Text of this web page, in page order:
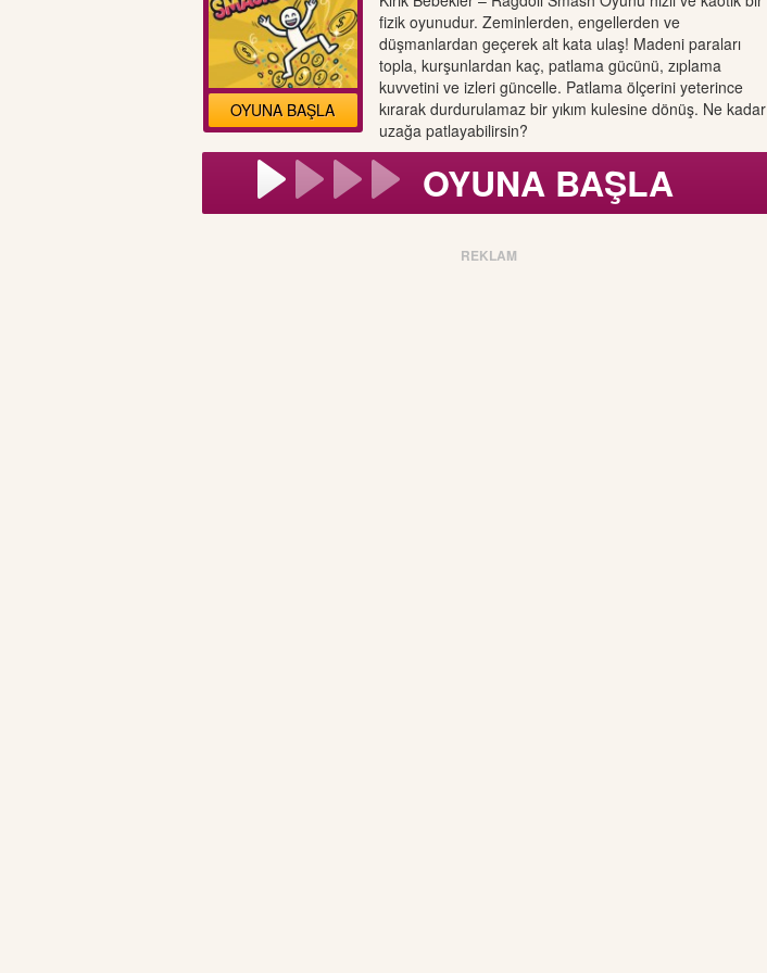
OYUNA BAŞLA
fizik oyunudur. Zeminlerden, engellerden ve
düşmanlardan geçerek alt kata ulaş! Madeni paraları
topla, kurşunlardan kaç, patlama gücünü, zıplama
kuvvetini ve izleri güncelle. Patlama ölçerini yeterince
kırarak durdurulamaz bir yıkım kulesine dönüş. Ne kadar
uzağa patlayabilirsin?
OYUNA BAŞLA
REKLAM